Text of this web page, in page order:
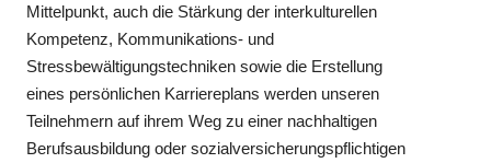
Mittelpunkt, auch die Stärkung der interkulturellen
Kompetenz, Kommunikations- und
Stressbewältigungstechniken sowie die Erstellung
eines persönlichen Karriereplans werden unseren
Teilnehmern auf ihrem Weg zu einer nachhaltigen
Berufsausbildung oder sozialversicherungspflichtigen